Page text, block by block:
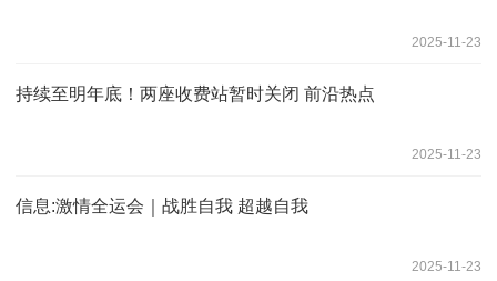
2025-11-23
持续至明年底！两座收费站暂时关闭 前沿热点
2025-11-23
信息:激情全运会｜战胜自我 超越自我
2025-11-23